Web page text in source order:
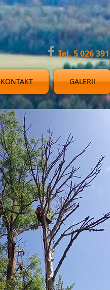
Tel. 5 026 391
KONTAKT GALERII